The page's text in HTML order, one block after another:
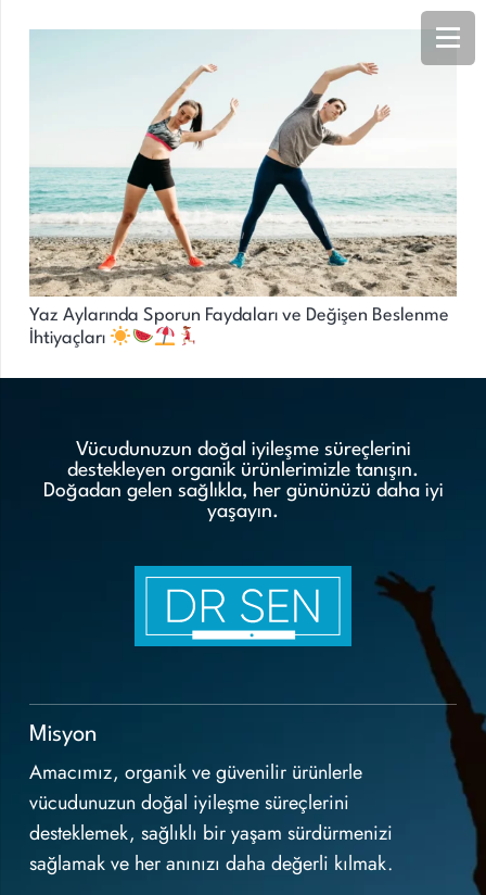
Yaz Aylarında Sporun Faydaları ve Değişen Beslenme
İhtiyaçları
Vücudunuzun doğal iyileşme süreçlerini
destekleyen organik ürünlerimizle tanışın.
Doğadan gelen sağlıkla, her gününüzü daha iyi
yaşayın.
Misyon
Amacımız, organik ve güvenilir ürünlerle
vücudunuzun doğal iyileşme süreçlerini
desteklemek, sağlıklı bir yaşam sürdürmenizi
sağlamak ve her anınızı daha değerli kılmak.